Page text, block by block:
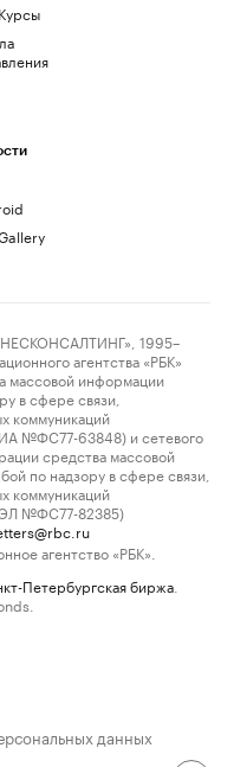
1995–
агентства «РБК»
массовой информации
в сфере связи,
коммуникаций
№ФС77-63848) и сетевого
средства массовой
по надзору в сфере связи,
коммуникаций
ЭЛ №ФС77-82385)
агентство «РБК».
Петербургская биржа
данных